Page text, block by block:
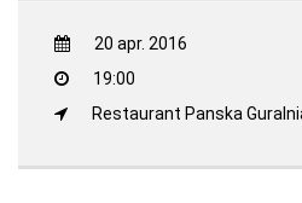
20 apr. 2016
19:00
Restaurant Panska